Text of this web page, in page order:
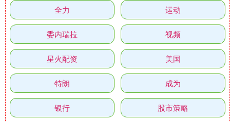
全力 运动
委内瑞拉 视频
星火配资 美国
特朗 成为
银行 股市策略